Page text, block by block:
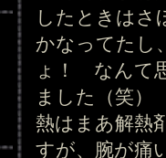
したときはさ
かなってたし
ょ！ なんて
ました（笑）
熱はまあ解熱
すが、腕が痛